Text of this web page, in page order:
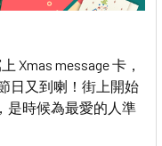
Xmas message 卡，
日又到喇！街上開始
是時候為最愛的人準